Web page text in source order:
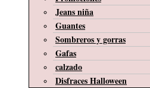
Jeans niña
Guantes
Sombreros y gorras
Gafas
calzado
Disfraces Halloween